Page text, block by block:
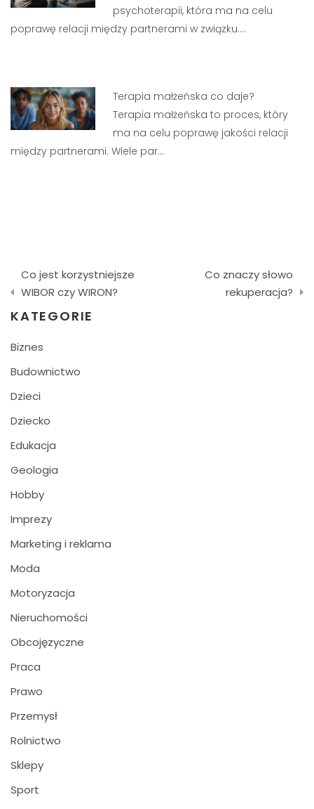
psychoterapii, która ma na celu
poprawę relacji między partnerami w związku.…
Terapia małżeńska co daje?
Terapia małżeńska to proces, który
ma na celu poprawę jakości relacji
między partnerami. Wiele par…
Nawigacja
wpisu
Co jest korzystniejsze
WIBOR czy WIRON?
Co znaczy słowo
rekuperacja?
KATEGORIE
Biznes
Budownictwo
Dzieci
Dziecko
Edukacja
Geologia
Hobby
Imprezy
Marketing i reklama
Moda
Motoryzacja
Nieruchomości
Obcojęzyczne
Praca
Prawo
Przemysł
Rolnictwo
Sklepy
Sport